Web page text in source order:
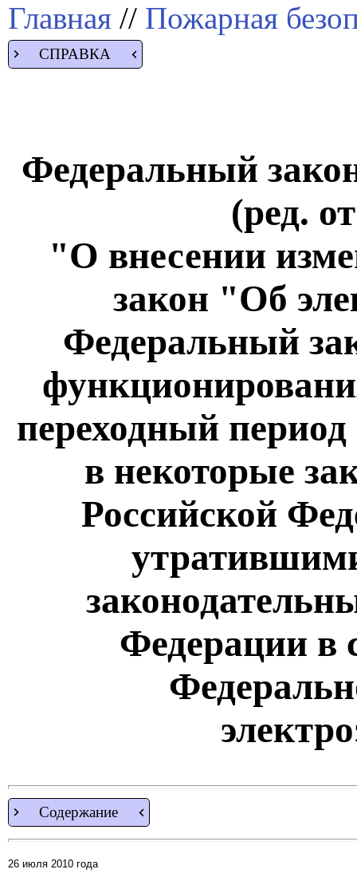
Главная // Пожарная
СПРАВКА
Федеральный
(ред.
"О внесении
закон "Об
Федеральный
переходный
в некоторые
Российской
Федерации в
Содержание
26 июля 2010 года